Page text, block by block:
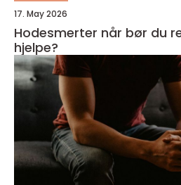
17. May 2026
Hodesmerter når bør du reagere, og hva kan
hjelpe?